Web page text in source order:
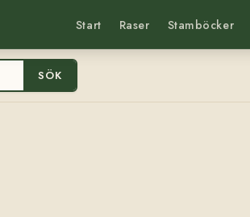
Start Raser Stamböcker
SÖK